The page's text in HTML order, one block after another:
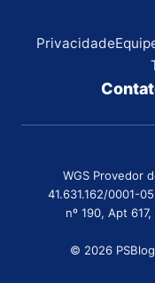
Privacidade
WGS Provedor
41.631.162/0001-
nº 190, Apt
© 2026